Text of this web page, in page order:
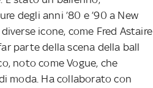
degli anni ’80 e ’90 a New
icone, come Fred Astaire
parte della scena della ball
noto come Vogue, che
moda. Ha collaborato con